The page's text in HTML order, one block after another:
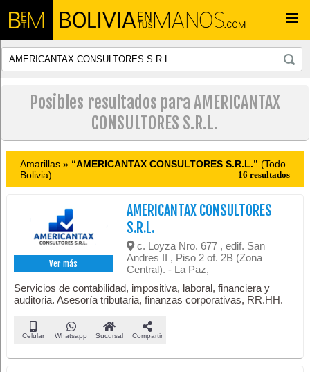
Posibles resultados para AMERICANTAX
CONSULTORES S.R.L.
Amarillas » “AMERICANTAX CONSULTORES S.R.L.” (Todo
Bolivia)
16 resultados
Ver más
AMERICANTAX CONSULTORES
S.R.L.
c. Loyza Nro. 677 , edif. San
Andres II , Piso 2 of. 2B (Zona
Central). - La Paz,
Servicios de contabilidad, impositiva, laboral, financiera y
auditoria. Asesoría tributaria, finanzas corporativas, RR.HH.
Celular Whatsapp Sucursal Compartir